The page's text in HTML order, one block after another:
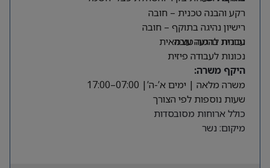
רקע והבנה טכנית – חובה
רישיון נהיגה בתוקף – חובה
עברית ברמה טובה
נכונות להגעה עצמאית
נכונות לעבודה פיזית
היקף משרה:
משרה מלאה | ימים א’-ה’| 07:00–17:00
שעות נוספות לפי הצורך
כולל ארוחות מסובסדות
מיקום: נשר